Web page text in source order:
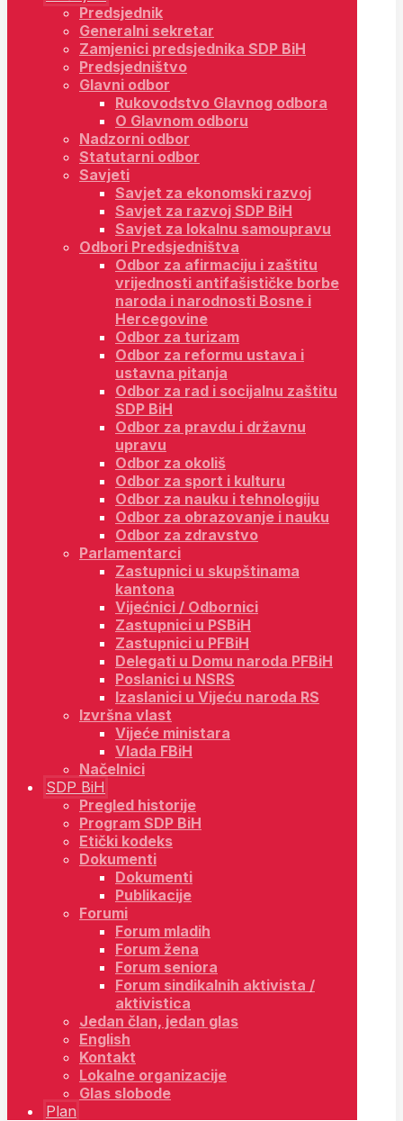
Predsjednik
Generalni sekretar
Zamjenici predsjednika SDP BiH
Predsjedništvo
Glavni odbor
Rukovodstvo Glavnog odbora
O Glavnom odboru
Nadzorni odbor
Statutarni odbor
Savjeti
Savjet za ekonomski razvoj
Savjet za razvoj SDP BiH
Savjet za lokalnu samoupravu
Odbori Predsjedništva
Odbor za afirmaciju i zaštitu
vrijednosti antifašističke borbe
naroda i narodnosti Bosne i
Hercegovine
Odbor za turizam
Odbor za reformu ustava i
ustavna pitanja
Odbor za rad i socijalnu zaštitu
SDP BiH
Odbor za pravdu i državnu
upravu
Odbor za okoliš
Odbor za sport i kulturu
Odbor za nauku i tehnologiju
Odbor za obrazovanje i nauku
Odbor za zdravstvo
Parlamentarci
Zastupnici u skupštinama
kantona
Vijećnici / Odbornici
Zastupnici u PSBiH
Zastupnici u PFBiH
Delegati u Domu naroda PFBiH
Poslanici u NSRS
Izaslanici u Vijeću naroda RS
Izvršna vlast
Vijeće ministara
Vlada FBiH
Načelnici
SDP BiH
Pregled historije
Program SDP BiH
Etički kodeks
Dokumenti
Dokumenti
Publikacije
Forumi
Forum mladih
Forum žena
Forum seniora
Forum sindikalnih aktivista /
aktivistica
Jedan član, jedan glas
English
Kontakt
Lokalne organizacije
Glas slobode
Plan